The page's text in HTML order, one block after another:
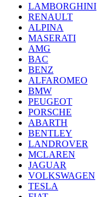
LAMBORGHINI
RENAULT
ALPINA
MASERATI
AMG
BAC
BENZ
ALFAROMEO
BMW
PEUGEOT
PORSCHE
ABARTH
BENTLEY
LANDROVER
MCLAREN
JAGUAR
VOLKSWAGEN
TESLA